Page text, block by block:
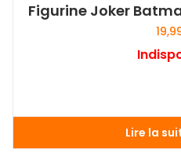
Figurine Joker
Lire la